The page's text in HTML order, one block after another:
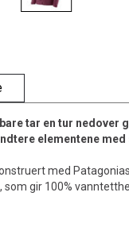
tar en tur nedover
elementene
med
gir 100%